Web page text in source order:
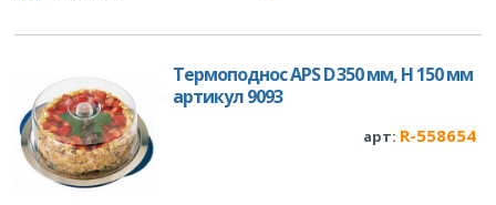
Термоподнос APS D 350 мм, H 150 мм
артикул 9093
арт: R-558654